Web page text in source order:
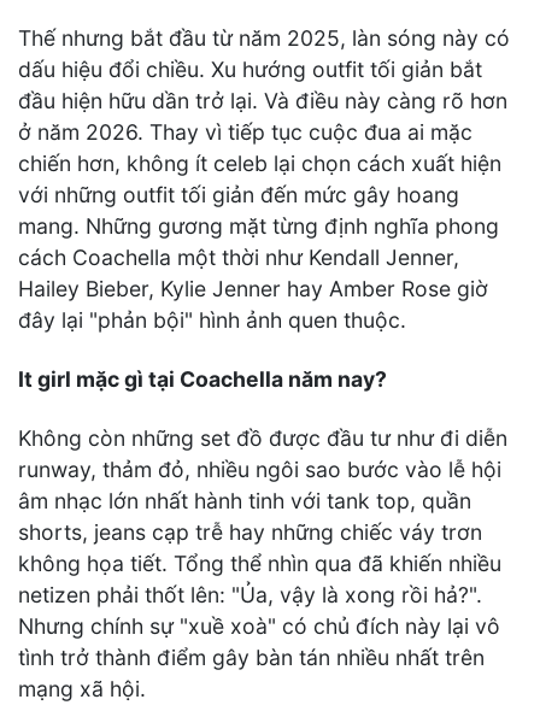
Thế nhưng bắt đầu từ năm 2025, làn sóng này có
dấu hiệu đổi chiều. Xu hướng outfit tối giản bắt
đầu hiện hữu dần trở lại. Và điều này càng rõ hơn
ở năm 2026. Thay vì tiếp tục cuộc đua ai mặc
chiến hơn, không ít celeb lại chọn cách xuất hiện
với những outfit tối giản đến mức gây hoang
mang. Những gương mặt từng định nghĩa phong
cách Coachella một thời như Kendall Jenner,
Hailey Bieber, Kylie Jenner hay Amber Rose giờ
đây lại "phản bội" hình ảnh quen thuộc.
It girl mặc gì tại Coachella năm nay?
Không còn những set đồ được đầu tư như đi diễn
runway, thảm đỏ, nhiều ngôi sao bước vào lễ hội
âm nhạc lớn nhất hành tinh với tank top, quần
shorts, jeans cạp trễ hay những chiếc váy trơn
không họa tiết. Tổng thể nhìn qua đã khiến nhiều
netizen phải thốt lên: "Ủa, vậy là xong rồi hả?".
Nhưng chính sự "xuề xoà" có chủ đích này lại vô
tình trở thành điểm gây bàn tán nhiều nhất trên
mạng xã hội.